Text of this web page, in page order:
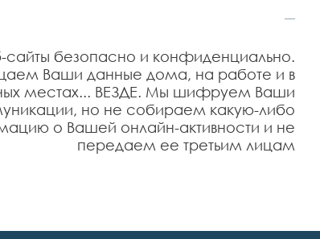
безопасно и конфиденциально.
Ваши данные дома, на работе и в
местах... ВЕЗДЕ. Мы шифруем Ваши
но не собираем какую-либо
о Вашей онлайн-активности и не
передаем ее третьим лицам